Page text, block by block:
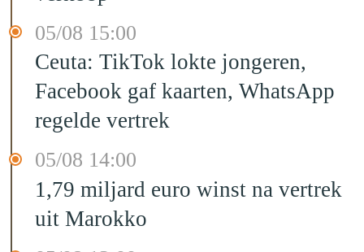
05/08 15:00
Ceuta: TikTok lokte jongeren,
Facebook gaf kaarten, WhatsApp
regelde vertrek
05/08 14:00
1,79 miljard euro winst na vertrek
uit Marokko